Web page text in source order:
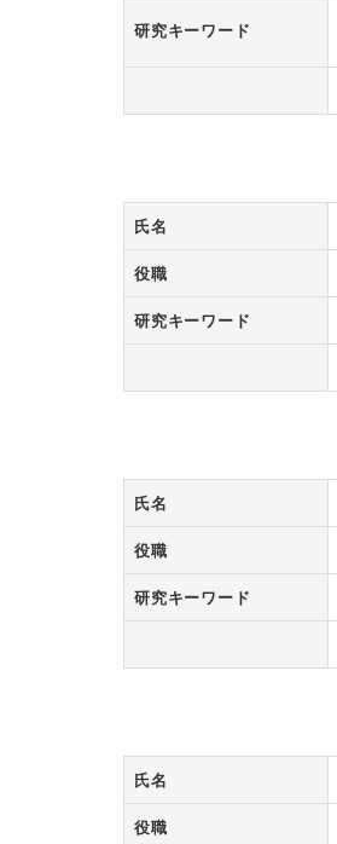
研究キーワード
氏名
役職
研究キーワード
氏名
役職
研究キーワード
氏名
役職